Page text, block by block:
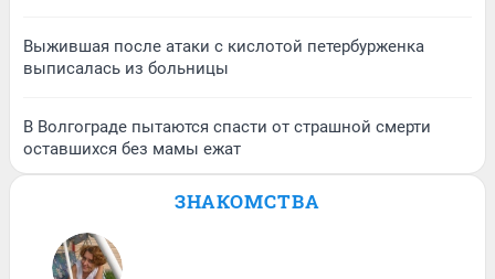
Выжившая после атаки с кислотой петербурженка
выписалась из больницы
В Волгограде пытаются спасти от страшной смерти
оставшихся без мамы ежат
ЗНАКОМСТВА